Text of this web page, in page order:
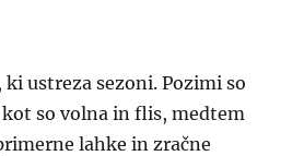
ustreza sezoni. Pozimi so
so volna in flis, medtem
lahke in zračne